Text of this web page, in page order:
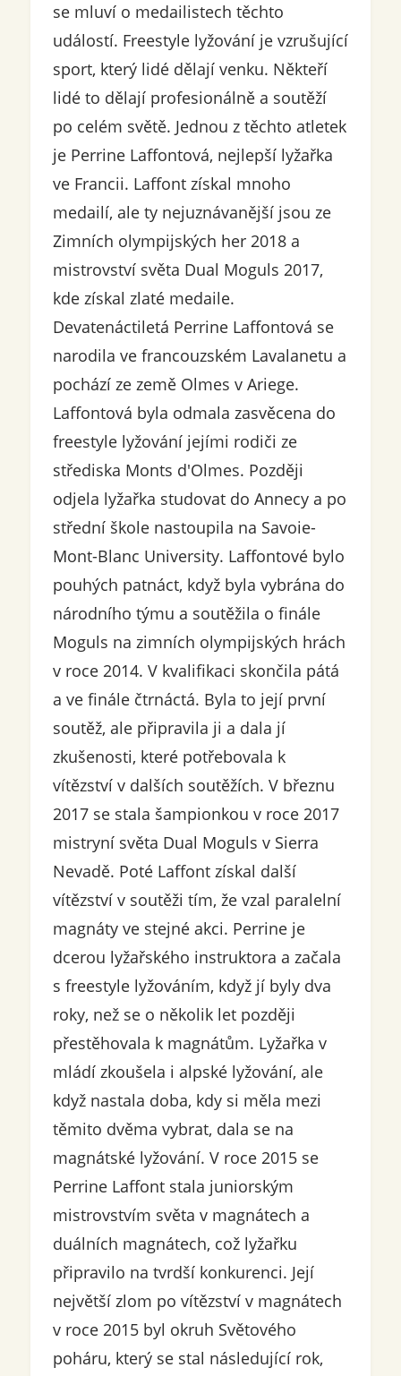
se mluví o medailistech těchto
událostí. Freestyle lyžování je vzrušující
sport, který lidé dělají venku. Někteří
lidé to dělají profesionálně a soutěží
po celém světě. Jednou z těchto atletek
je Perrine Laffontová, nejlepší lyžařka
ve Francii. Laffont získal mnoho
medailí, ale ty nejuznávanější jsou ze
Zimních olympijských her 2018 a
mistrovství světa Dual Moguls 2017,
kde získal zlaté medaile.
Devatenáctiletá Perrine Laffontová se
narodila ve francouzském Lavalanetu a
pochází ze země Olmes v Ariege.
Laffontová byla odmala zasvěcena do
freestyle lyžování jejími rodiči ze
střediska Monts d'Olmes. Později
odjela lyžařka studovat do Annecy a po
střední škole nastoupila na Savoie-
Mont-Blanc University. Laffontové bylo
pouhých patnáct, když byla vybrána do
národního týmu a soutěžila o finále
Moguls na zimních olympijských hrách
v roce 2014. V kvalifikaci skončila pátá
a ve finále čtrnáctá. Byla to její první
soutěž, ale připravila ji a dala jí
zkušenosti, které potřebovala k
vítězství v dalších soutěžích. V březnu
2017 se stala šampionkou v roce 2017
mistryní světa Dual Moguls v Sierra
Nevadě. Poté Laffont získal další
vítězství v soutěži tím, že vzal paralelní
magnáty ve stejné akci. Perrine je
dcerou lyžařského instruktora a začala
s freestyle lyžováním, když jí byly dva
roky, než se o několik let později
přestěhovala k magnátům. Lyžařka v
mládí zkoušela i alpské lyžování, ale
když nastala doba, kdy si měla mezi
těmito dvěma vybrat, dala se na
magnátské lyžování. V roce 2015 se
Perrine Laffont stala juniorským
mistrovstvím světa v magnátech a
duálních magnátech, což lyžařku
připravilo na tvrdší konkurenci. Její
největší zlom po vítězství v magnátech
v roce 2015 byl okruh Světového
poháru, který se stal následující rok,